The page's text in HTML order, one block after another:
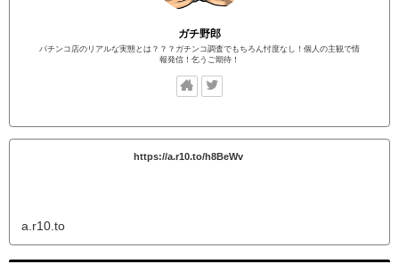
ガチ野郎
パチンコ店のリアルな実態とは？？？ガチンコ調査でもちろん忖度なし！個人の主観で情
報発信！乞うご期待！
https://a.r10.to/h8BeWv
a.r10.to